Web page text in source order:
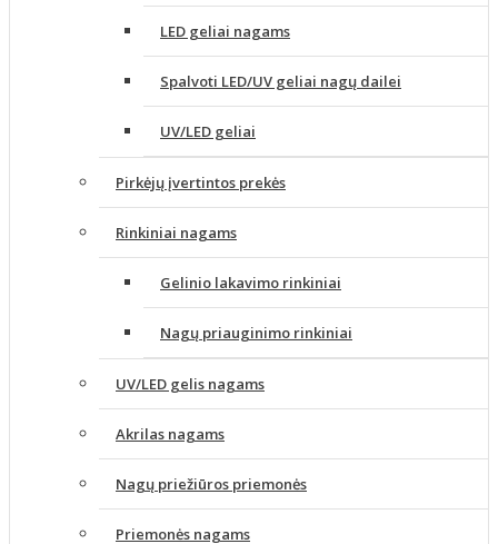
LED geliai nagams
Spalvoti LED/UV geliai nagų dailei
UV/LED geliai
Pirkėjų įvertintos prekės
Rinkiniai nagams
Gelinio lakavimo rinkiniai
Nagų priauginimo rinkiniai
UV/LED gelis nagams
Akrilas nagams
Nagų priežiūros priemonės
Priemonės nagams